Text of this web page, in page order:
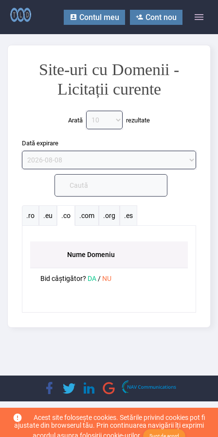
Acest site folosește cookies. Setările privind cookies pot fi
ajustate din browserul tău. Prin continuarea navigării îți exprimi
acordul asupra folosirii cookie-urilor.
Sunt de acord
Contul meu Cont nou
Site-uri cu Domenii -
Licitații curente
Arată rezultate
Dată expirare
.ro .eu .co .com .org .es
Nume Domeniu
Bid câștigător? DA/ NU
Copyright © 2026 Top Leader Domain . Toate drepturile rezervate.